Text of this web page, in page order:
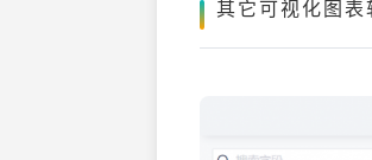
其它可视化图